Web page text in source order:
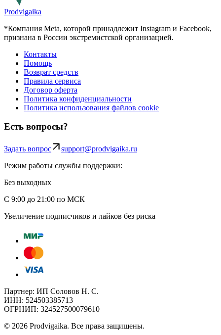
Prodvigaika
*Компания Meta, которой принадлежит Instagram и Facebook,
признана в России экстремистской организацией.
Контакты
Помощь
Возврат средств
Правила сервиса
Договор оферта
Политика конфиденциальности
Политика использования файлов cookie
Есть вопросы?
Задать вопрос
support@prodvigaika.ru
Режим работы службы поддержки:
Без выходных
С 9:00 до 21:00 по МСК
Увеличение подписчиков и лайков без риска
Партнер: ИП Соловов Н. С.
ИНН: 524503385713
ОГРНИП: 324527500079610
© 2026 Prodvigaika. Все права защищены.